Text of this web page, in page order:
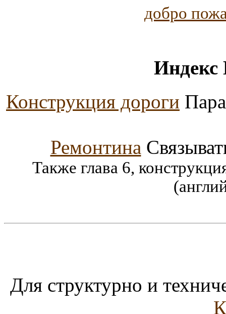
добро
Индекс
Конструкция дороги
Ремонтина
Также глава 6,
Для структурно и